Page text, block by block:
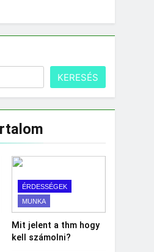
KERESÉS
ÉRDESSÉGEK
MUNKA
Mit jelent a thm hogy
kell számolni?